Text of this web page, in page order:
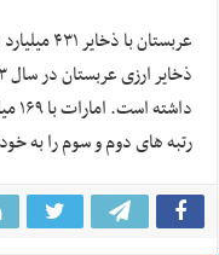
عربستان
رتبه های دوم و سوم را به